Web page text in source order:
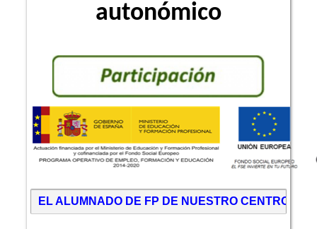
autonómico
EL ALUMNADO DE FP DE NUESTRO CENTRO